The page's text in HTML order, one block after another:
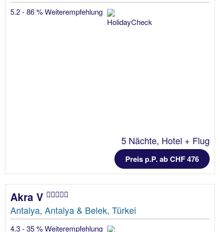
5.2 - 86 % Weiterempfehlung
5 Nächte, Hotel + Flug
Preis p.P. ab CHF 476
Akra V
Antalya, Antalya & Belek, Türkei
4.3 - 35 % Weiterempfehlung